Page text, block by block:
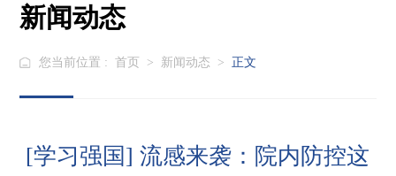
新闻动态
您当前位置 : 首页 > 新闻动态 > 正文
[学习强国] 流感来袭：院内防控这